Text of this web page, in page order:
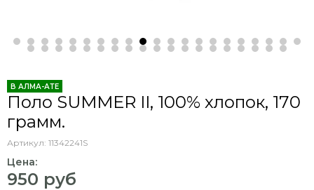
В АЛМА-АТЕ
Поло SUMMER II, 100% хлопок, 170
грамм.
Артикул: 11342241S
Цена:
950 руб